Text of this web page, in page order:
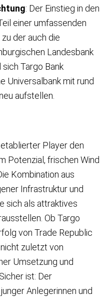
: Der Einstieg in den
einer umfassenden
der auch die
Landesbank
sich Targo Bank
Universalbank mit rund
aufstellen.
Player den
Potenzial, frischen Wind
Kombination aus
Infrastruktur und
sich als attraktives
Ob Targo
von Trade Republic
zuletzt von
Umsetzung und
ist: Der
Anlegerinnen und